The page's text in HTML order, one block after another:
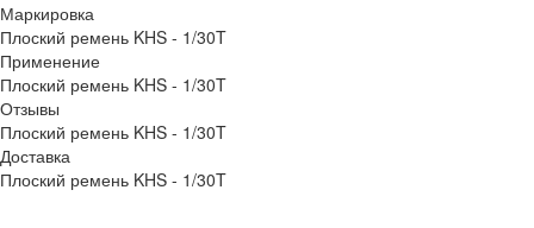
Маркировка
Плоский ремень KHS - 1/30T
Применение
Плоский ремень KHS - 1/30T
Отзывы
Плоский ремень KHS - 1/30T
Доставка
Плоский ремень KHS - 1/30T